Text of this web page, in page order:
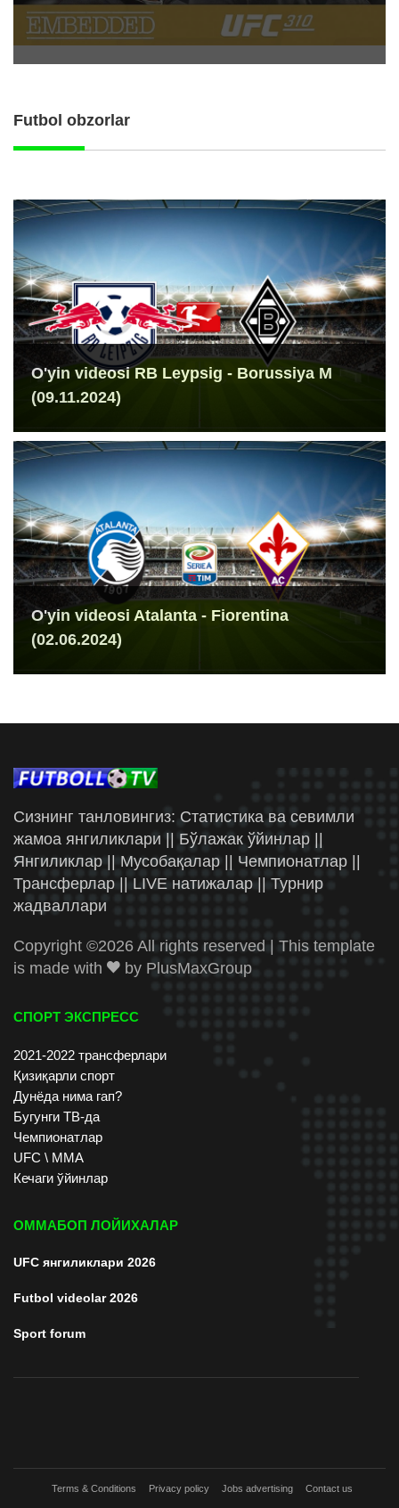
Futbol obzorlar
O'yin videosi RB Leypsig - Borussiya M
(09.11.2024)
O'yin videosi Atalanta - Fiorentina
(02.06.2024)
Сизнинг танловингиз: Статистика ва севимли
жамоа янгиликлари || Бўлажак ўйинлар ||
Янгиликлар || Мусобақалар || Чемпионатлар ||
Трансферлар || LIVE натижалар || Турнир
жадваллари
Copyright ©2026 All rights reserved | This template
is made with
by PlusMaxGroup
СПОРТ ЭКСПРЕСС
2021-2022 трансферлари
Қизиқарли спорт
Дунёда нима гап?
Бугунги ТВ-да
Чемпионатлар
UFC \ ММА
Кечаги ўйинлар
ОММАБОП ЛОЙИХАЛАР
UFC янгиликлари 2026
Futbol videolar 2026
Sport forum
Terms & Conditions Privacy policy Jobs advertising Contact us